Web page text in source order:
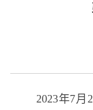
2023年7月